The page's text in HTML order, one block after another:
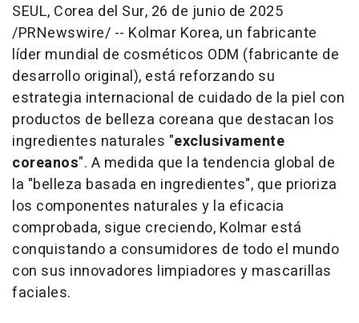
SEUL, Corea del Sur, 26 de junio de 2025
/PRNewswire/ -- Kolmar Korea, un fabricante
líder mundial de cosméticos ODM (fabricante de
desarrollo original), está reforzando su
estrategia internacional de cuidado de la piel con
productos de belleza coreana que destacan los
ingredientes naturales "exclusivamente
coreanos". A medida que la tendencia global de
la "belleza basada en ingredientes", que prioriza
los componentes naturales y la eficacia
comprobada, sigue creciendo, Kolmar está
conquistando a consumidores de todo el mundo
con sus innovadores limpiadores y mascarillas
faciales.